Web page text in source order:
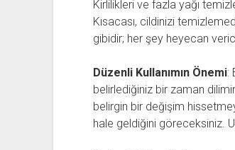
Kirlilikleri ve fazla yağı
Kısacası, cildinizi
gibidir; her şey heyecan
Düzenli Kullanımın Önemi:
belirlediğiniz bir zaman
belirgin bir değişim
hale geldiğini göreceksiniz.